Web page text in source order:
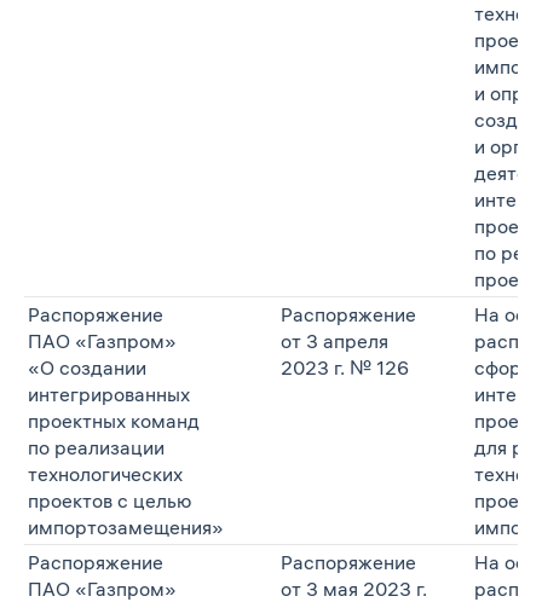
и
и
по
Распоряжение
ПАО «Газпром»
«О создании
интегрированных
проектных команд
по реализации
технологических
проектов с целью
импортозамещения»
Распоряжение
от 3 апреля
2023 г. № 126
На
для
Распоряжение
ПАО «Газпром»
Распоряжение
от 3 мая 2023 г.
На